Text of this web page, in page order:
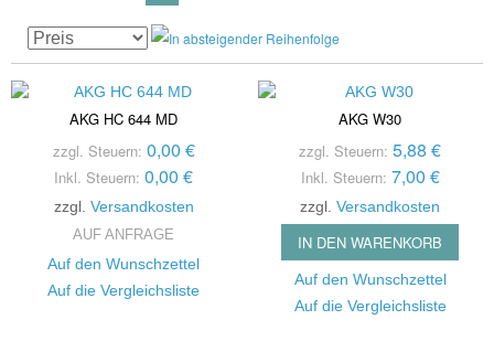
AKG HC 644 MD
zzgl. Steuern: 0,00 €
Inkl. Steuern: 0,00 €
zzgl. Versandkosten
AUF ANFRAGE
Auf den Wunschzettel
Auf die Vergleichsliste
AKG W30
zzgl. Steuern: 5,88 €
Inkl. Steuern: 7,00 €
zzgl.Versandkosten
IN DEN WARENKORB
Auf den Wunschzettel
Auf die Vergleichsliste